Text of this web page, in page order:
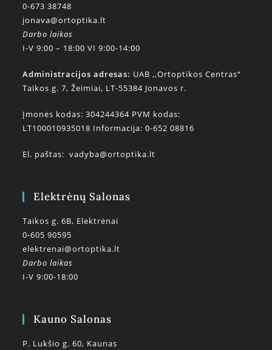
0-673 38748
jonava@ortoptika.lt
Darbo laikas
I-V 9:00 – 18:00 VI 9:00-14:00
Administracijos adresas: UAB ,,Ortoptikos Centras“
Taikos g. 7, Žeimiai, LT-55384 Jonavos r.
Įmonės kodas: 304244364 PVM kodas:
LT100010935018 Informacija: 0-652 08816
El. paštas:vadyba@ortoptika.lt
Elektrėnų Salonas
Taikos g. 6B, Elektrėnai
0-605 90595
elektrenai@ortoptika.lt
Darbo laikas
I-V 9:00-18:00
Kauno Salonas
P. Lukšio g. 60, Kaunas